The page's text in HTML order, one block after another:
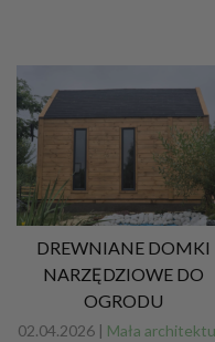
DREWNIANE DOMKI
NARZĘDZIOWE DO
OGRODU
02.04.2026 | Mała